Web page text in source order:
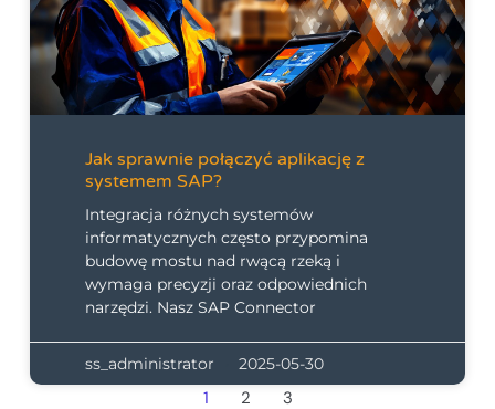
Jak sprawnie połączyć aplikację z
systemem SAP?
Integracja różnych systemów
informatycznych często przypomina
budowę mostu nad rwącą rzeką i
wymaga precyzji oraz odpowiednich
narzędzi. Nasz SAP Connector
ss_administrator 2025-05-30
1 2 3